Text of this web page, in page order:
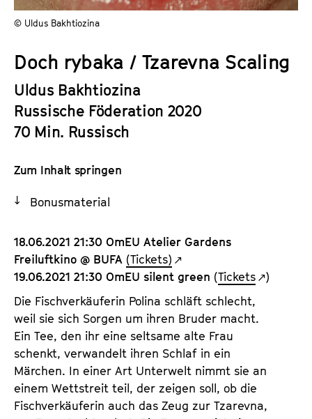
t
e
.
V
.
© Uldus Bakhtiozina
Doch rybaka / Tzarevna Scaling
Uldus Bakhtiozina
Russische Föderation 2020
70 Min. Russisch
Zum Inhalt springen
Bonusmaterial
18.06.2021 21:30 OmEU Atelier Gardens
Freiluftkino @ BUFA (Tickets)
19.06.2021 21:30 OmEU silent green (Tickets
)
Die Fischverkäuferin Polina schläft schlecht,
weil sie sich Sorgen um ihren Bruder macht.
Ein Tee, den ihr eine seltsame alte Frau
schenkt, verwandelt ihren Schlaf in ein
Märchen. In einer Art Unterwelt nimmt sie an
einem Wettstreit teil, der zeigen soll, ob die
Fischverkäuferin auch das Zeug zur Tzarevna,